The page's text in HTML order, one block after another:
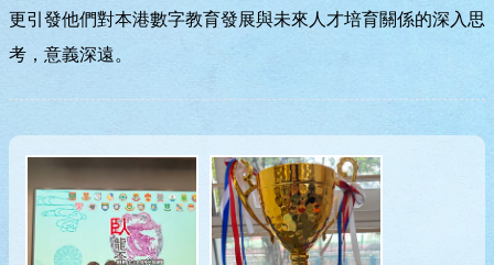
更引發他們對本港數字教育發展與未來人才培育關係的深入思
考，意義深遠。